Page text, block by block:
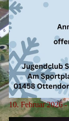
10. Februar 2026 -